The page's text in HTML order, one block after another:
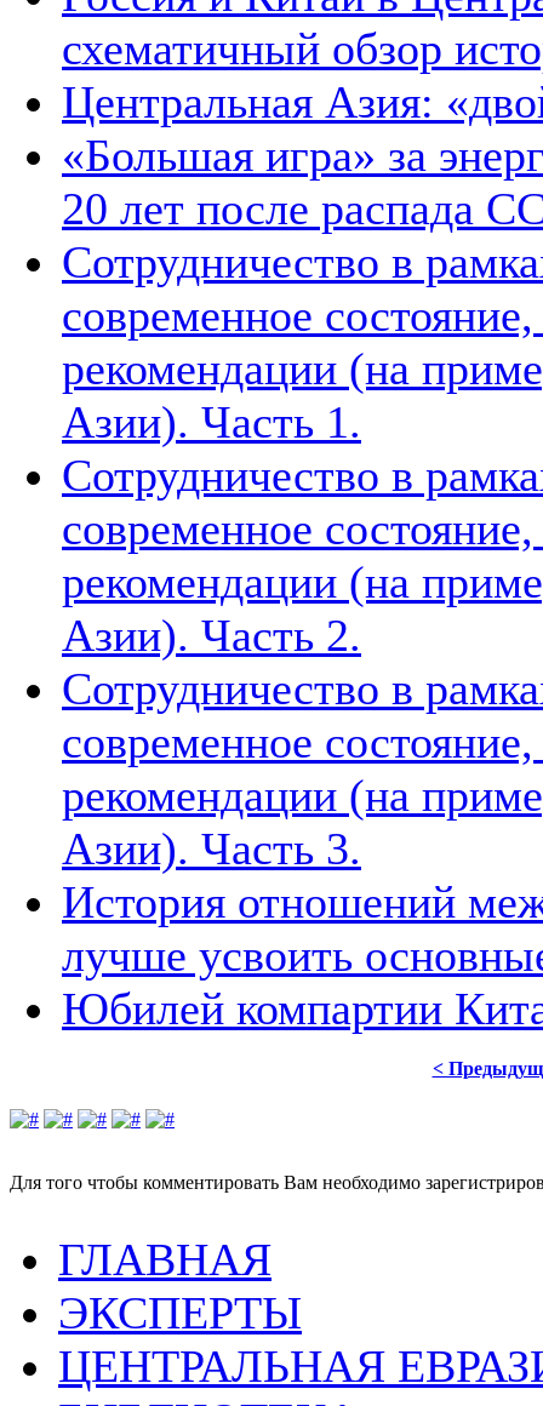
схематичный обзор
Центральная Азия:
«Большая игра» за
20 лет после распада
Сотрудничество в
современное
рекомендации (на
Азии). Часть 1.
Сотрудничество в
современное
рекомендации (на
Азии). Часть 2.
Сотрудничество в
современное
рекомендации (на
Азии). Часть 3.
История отношений
лучше усвоить
Юбилей компартии
<
Для того чтобы комментировать Вам необходимо
ГЛАВНАЯ
ЭКСПЕРТЫ
ЦЕНТРАЛЬНАЯ